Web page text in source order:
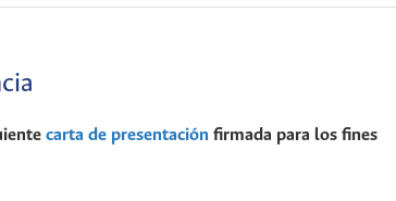
carta de presentación firmada para los fines